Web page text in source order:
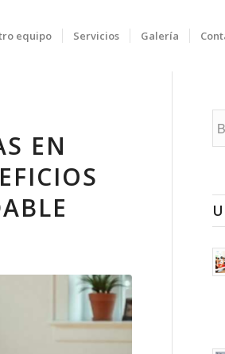
equipo Servicios Galería
EN